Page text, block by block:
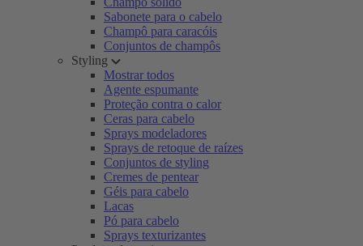
Sabonete para o cabelo
Champô para caracóis
Conjuntos de champôs
Styling
Mostrar todos
Agente espumante
Proteção contra o calor
Ceras para cabelo
Sprays modeladores
Sprays de retoque de raízes
Conjuntos de styling
Cremes de pentear
Géis para cabelo
Lacas
Pó para cabelo
Sprays texturizantes